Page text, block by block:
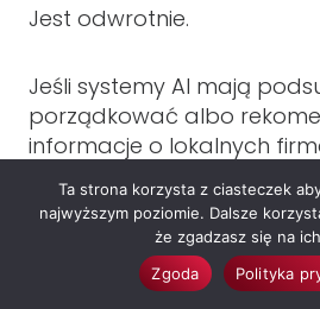
Jest odwrotnie.
Jeśli systemy AI mają
porządkować albo
informacje o lokalnych
korzystać z danych
w internecie.
A te dane najczęściej
Ta strona korzysta z ciasteczek
najwyższym poziomie. Dalsze
że zgadzasz się na
Zgoda
Polityka